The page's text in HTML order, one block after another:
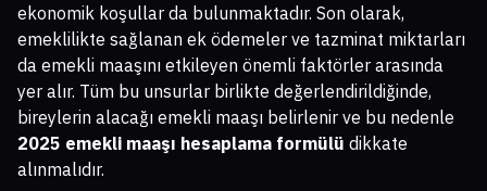
ekonomik koşullar da bulunmaktadır. Son olarak,
emeklilikte sağlanan ek ödemeler ve tazminat miktarları
da emekli maaşını etkileyen önemli faktörler arasında
yer alır. Tüm bu unsurlar birlikte değerlendirildiğinde,
bireylerin alacağı emekli maaşı belirlenir ve bu nedenle
2025 emekli maaşı hesaplama formülü dikkate
alınmalıdır.